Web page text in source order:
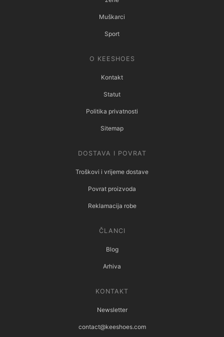
Muškarci
Sport
O KEESHOES
Kontakt
Statut
Politika privatnosti
Sitemap
DOSTAVA I POVRAT
Troškovi i vrijeme dostave
Povrat proizvoda
Reklamacija robe
ČLANCI
Blog
Arhiva
KONTAKT
Newsletter
contact@keeshoes.com